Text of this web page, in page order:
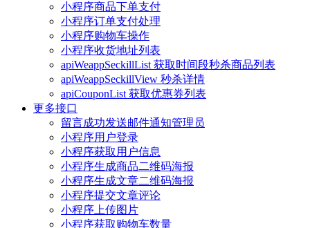
小程序商品下单支付
小程序订单支付处理
小程序购物车操作
小程序收货地址列表
apiWeappSeckillList 获取时间段秒杀商品列表
apiWeappSeckillView 秒杀详情
apiCouponList 获取优惠券列表
更多接口
留言成功发送邮件通知管理员
小程序用户登录
小程序获取用户信息
小程序生成商品二维码海报
小程序生成文章二维码海报
小程序提交文章评论
小程序上传图片
小程序获取购物车数量